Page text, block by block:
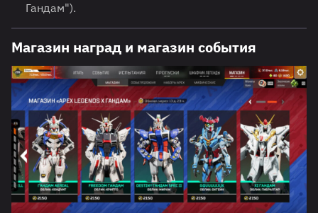
Гандам").
Магазин наград и магазин события